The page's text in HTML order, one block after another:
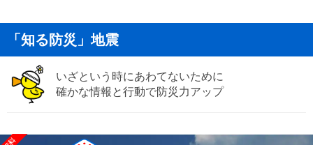
「知る防災」地震
いざという時にあわてないために
確かな情報と行動で防災力アップ